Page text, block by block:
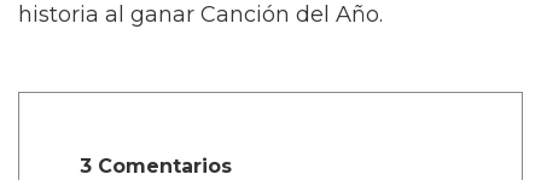
historia al ganar Canción del Año.
3 Comentarios